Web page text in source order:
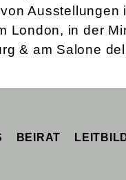
Ausstellungen
London, in der
& am Salone
BEIRAT